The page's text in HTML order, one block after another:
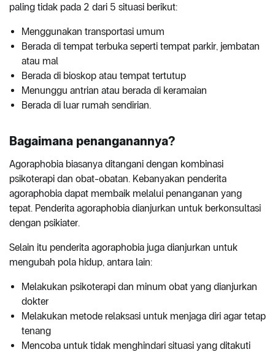
paling tidak pada 2 dari 5 situasi berikut:
Menggunakan transportasi umum
Berada di tempat terbuka seperti tempat parkir, jembatan
atau mal
Berada di bioskop atau tempat tertutup
Menunggu antrian atau berada di keramaian
Berada di luar rumah sendirian.
Bagaimana penanganannya?
Agoraphobia biasanya ditangani dengan kombinasi
psikoterapi dan obat-obatan. Kebanyakan penderita
agoraphobia dapat membaik melalui penanganan yang
tepat. Penderita agoraphobia dianjurkan untuk berkonsultasi
dengan psikiater.
Selain itu penderita agoraphobia juga dianjurkan untuk
mengubah pola hidup, antara lain:
Melakukan psikoterapi dan minum obat yang dianjurkan
dokter
Melakukan metode relaksasi untuk menjaga diri agar tetap
tenang
Mencoba untuk tidak menghindari situasi yang ditakuti